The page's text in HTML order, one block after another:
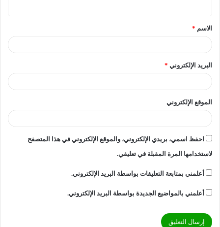
ق
*
الاسم *
البريد الإلكتروني *
الموقع الإلكتروني
احفظ اسمي، بريدي الإلكتروني، والموقع الإلكتروني في هذا المتصفح
لاستخدامها المرة المقبلة في تعليقي.
أعلمني بمتابعة التعليقات بواسطة البريد الإلكتروني.
أعلمني بالمواضيع الجديدة بواسطة البريد الإلكتروني.